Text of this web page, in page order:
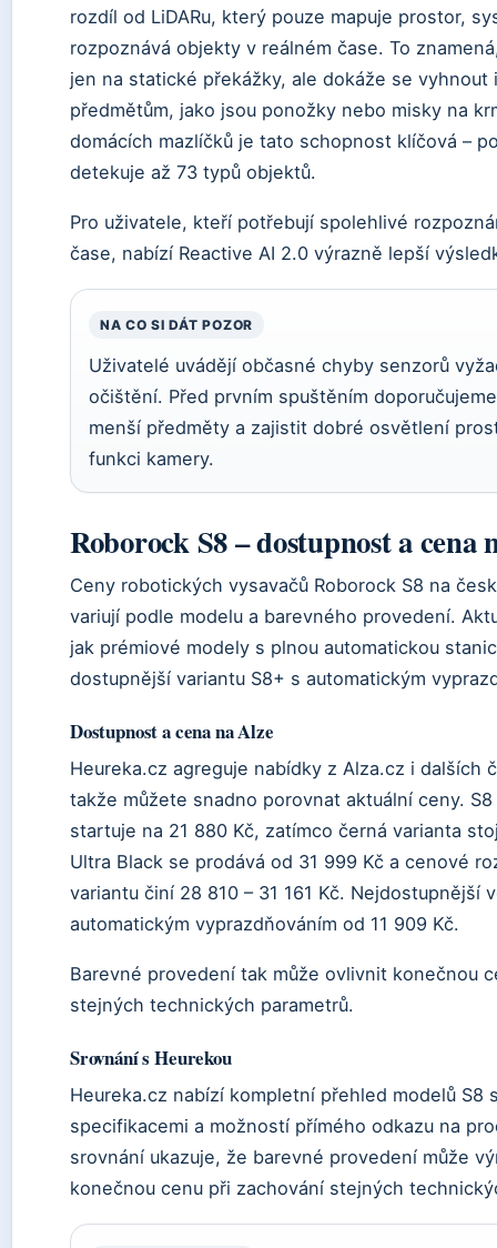
rozdíl od LiDARu, který pouze mapuje prostor,
rozpoznává objekty v reálném čase. To
jen na statické překážky, ale dokáže se vyhnout
předmětům, jako jsou ponožky nebo misky na
domácích mazlíčků je tato schopnost klíčová –
detekuje až 73 typů objektů.
Pro uživatele, kteří potřebují spolehlivé
čase, nabízí Reactive AI 2.0 výrazně lepší
NA CO SI DÁT POZOR
Uživatelé uvádějí občasné chyby senzorů
očištění. Před prvním spuštěním
menší předměty a zajistit dobré osvětlení
funkci kamery.
Roborock S8 – dostupnost a cena
Ceny robotických vysavačů Roborock S8 na
variují podle modelu a barevného provedení.
jak prémiové modely s plnou automatickou
dostupnější variantu S8+ s automatickým
Dostupnost a cena na Alze
Heureka.cz agreguje nabídky z Alza.cz i dalších
takže můžete snadno porovnat aktuální ceny.
startuje na 21 880 Kč, zatímco černá varianta
Ultra Black se prodává od 31 999 Kč a cenové
variantu činí 28 810 – 31 161 Kč. Nejdostupnější
automatickým vyprazdňováním od 11 909 Kč.
Barevné provedení tak může ovlivnit konečnou
stejných technických parametrů.
Srovnání s Heurekou
Heureka.cz nabízí kompletní přehled modelů S8
specifikacemi a možností přímého odkazu na
srovnání ukazuje, že barevné provedení může
konečnou cenu při zachování stejných